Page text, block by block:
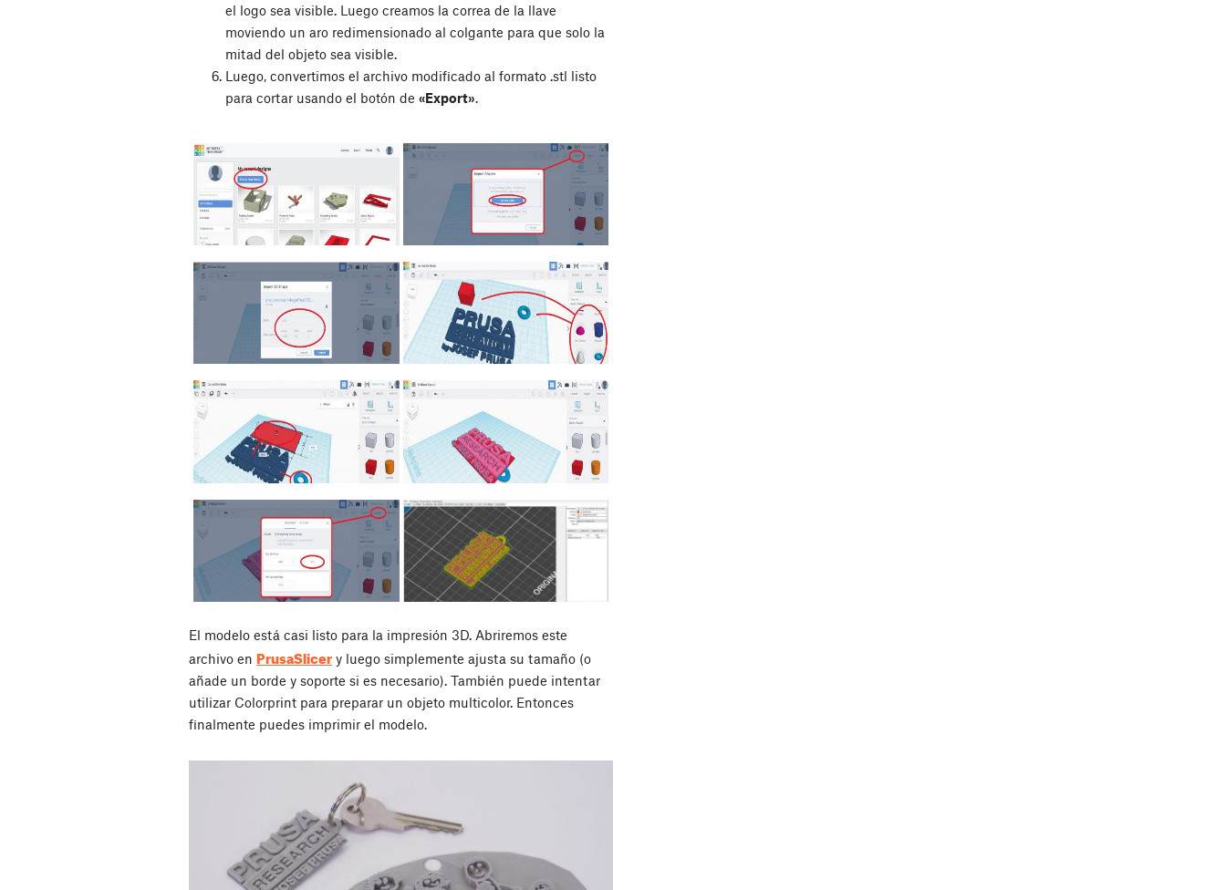
el logo sea visible. Luego creamos la correa de la llave
moviendo un aro redimensionado al colgante para que solo la
mitad del objeto sea visible.
Luego, convertimos el archivo modificado al formato .stl listo
para cortar usando el botón de «Export».
El modelo está casi listo para la impresión 3D. Abriremos este
archivo en PrusaSlicer y luego simplemente ajusta su tamaño (o
añade un borde y soporte si es necesario). También puede intentar
utilizar Colorprint para preparar un objeto multicolor. Entonces
finalmente puedes imprimir el modelo.